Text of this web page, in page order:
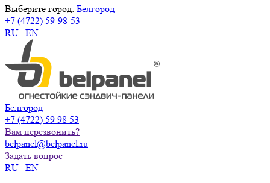
Выберите город: Белгород
+7 (4722) 59-98-53
RU | EN
Белгород
+7 (4722) 59 98 53
Вам перезвонить?
belpanel@belpanel.ru
Задать вопрос
RU | EN